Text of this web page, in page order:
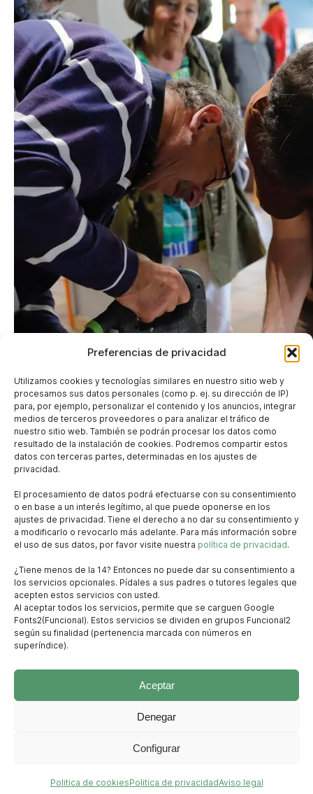
Preferencias de privacidad
Utilizamos cookies y tecnologías similares en nuestro sitio web y
procesamos sus datos personales (como p. ej. su dirección de IP)
para, por ejemplo, personalizar el contenido y los anuncios, integrar
medios de terceros proveedores o para analizar el tráfico de
nuestro sitio web. También se podrán procesar los datos como
resultado de la instalación de cookies. Podremos compartir estos
datos con terceras partes, determinadas en los ajustes de
privacidad.
El procesamiento de datos podrá efectuarse con su consentimiento
o en base a un interés legítimo, al que puede oponerse en los
ajustes de privacidad. Tiene el derecho a no dar su consentimiento y
a modificarlo o revocarlo más adelante. Para más información sobre
el uso de sus datos, por favor visite nuestra política de privacidad.
¿Tiene menos de la 14? Entonces no puede dar su consentimiento a
los servicios opcionales. Pídales a sus padres o tutores legales que
acepten estos servicios con usted.
Al aceptar todos los servicios, permite que se carguen Google
Fonts2(Funcional). Estos servicios se dividen en grupos Funcional2
según su finalidad (pertenencia marcada con números en
superíndice).
Aceptar
Denegar
Configurar
Politica de cookiesPolitica de privacidadAviso legal